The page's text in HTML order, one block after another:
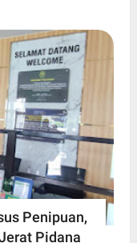
Penipuan,
Pidana